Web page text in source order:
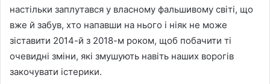
настільки заплутався у власному фальшивому світі, що
вже й забув, хто напавши на нього і ніяк не може
зіставити 2014-й з 2018-м роком, щоб побачити ті
очевидні зміни, які змушують навіть наших ворогів
закочувати істерики.